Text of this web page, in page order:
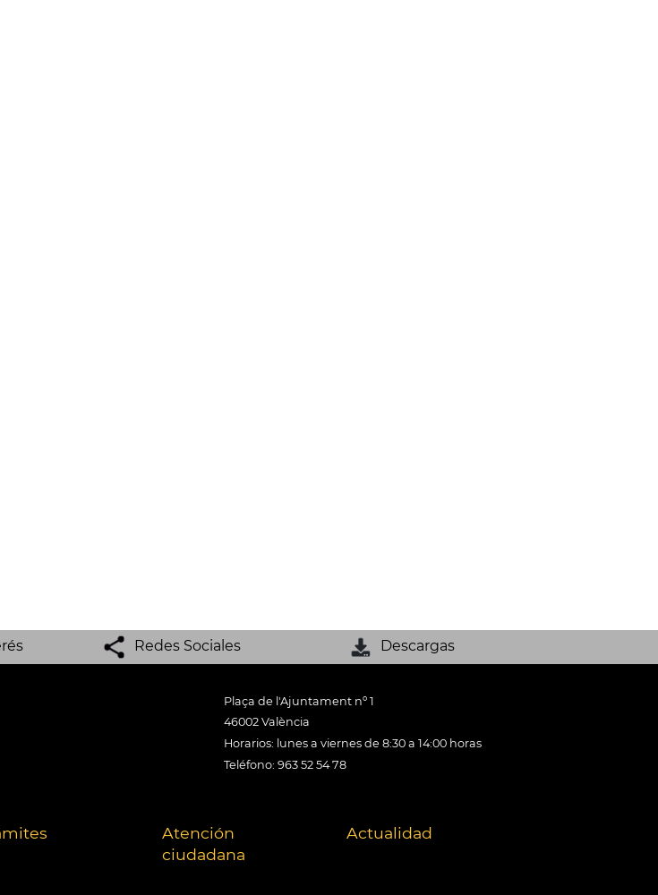
Redes Sociales Descargas
Plaça de l'Ajuntament nº 1
46002 València
Horarios: lunes a viernes de 8:30 a 14:00 horas
Teléfono: 963 52 54 78
Atención
ciudadana
Actualidad